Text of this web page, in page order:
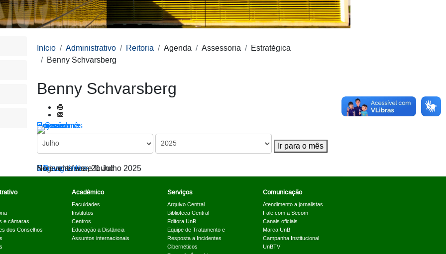
Início Administrativo Reitoria Agenda Assessoria
Estratégica
Benny Schvarsberg
Benny Schvarsberg
Por ano
Por mês
Por semana
Hoje
Ir para o mês
Ir para o mês
< Dia anterior
Segunda-feira, 21 Julho 2025
Dia seguinte >
No events were found
e câmaras
dos Conselhos
Acadêmico
Faculdades
Institutos
Centros
Educação a Distância
Assuntos internacionais
Serviços
Arquivo Central
Biblioteca Central
Editora UnB
Equipe de Tratamento e
Resposta a Incidentes
Cibernéticos
Comunicação
Atendimento a jornalistas
Fale com a Secom
Canais oficiais
Marca UnB
Campanha Institucional
UnBTV